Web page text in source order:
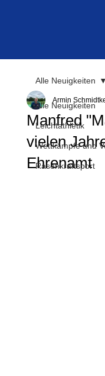
Alle Neuigkeiten
Leichtathletik
Wettkämpfe und
Rasenkraftsport
Alle Neuigkeiten
Manfred
vielen
Ehrenamt
Armin